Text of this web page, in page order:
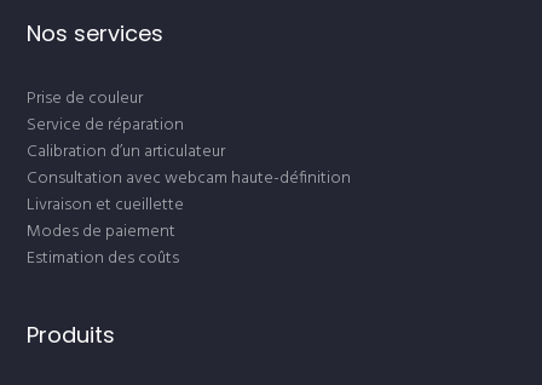
Nos services
Prise de couleur
Service de réparation
Calibration d’un articulateur
Consultation avec webcam haute-définition
Livraison et cueillette
Modes de paiement
Estimation des coûts
Produits